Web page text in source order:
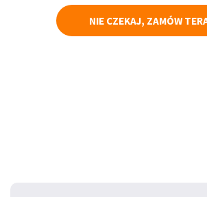
NIE CZEKAJ, ZAMÓW